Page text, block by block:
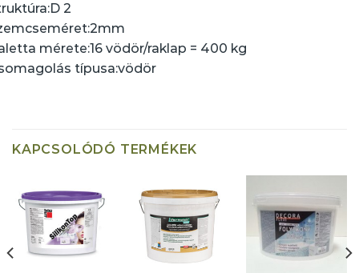
D 2
2mm
mérete:16 vödör/raklap = 400 kg
típusa:vödör
KAPCSOLÓDÓ TERMÉKEK